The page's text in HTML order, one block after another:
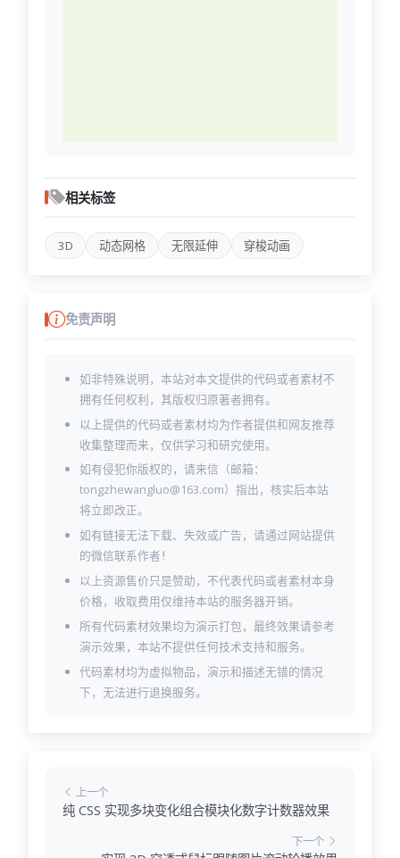
相关标签
3D 动态网格 无限延伸 穿梭动画
免责声明
如非特殊说明，本站对本文提供的代码或者素材不
拥有任何权利，其版权归原著者拥有。
以上提供的代码或者素材均为作者提供和网友推荐
收集整理而来，仅供学习和研究使用。
如有侵犯你版权的，请来信（邮箱：
tongzhewangluo@163.com）指出，核实后本站
将立即改正。
如有链接无法下载、失效或广告，请通过网站提供
的微信联系作者！
以上资源售价只是赞助，不代表代码或者素材本身
价格，收取费用仅维持本站的服务器开销。
所有代码素材效果均为演示打包，最终效果请参考
演示效果，本站不提供任何技术支持和服务。
代码素材均为虚拟物品，演示和描述无错的情况
下，无法进行退换服务。
上一个
纯 CSS 实现多块变化组合模块化数字计数器效果
下一个